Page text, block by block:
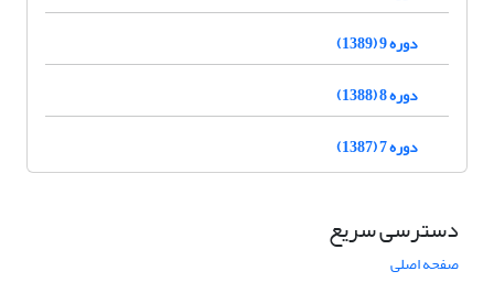
دوره 9 (1389)
دوره 8 (1388)
دوره 7 (1387)
دسترسی سریع
صفحه اصلی